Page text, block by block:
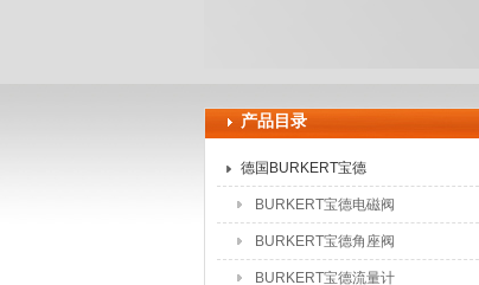
产品目录
德国BURKERT宝德
BURKERT宝德电磁阀
BURKERT宝德角座阀
BURKERT宝德流量计